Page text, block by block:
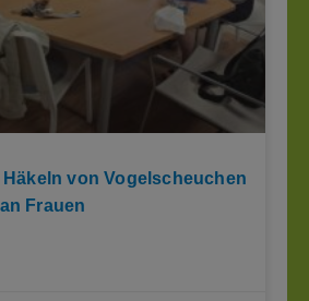
Häkeln von Vogelscheuchen
Frauen